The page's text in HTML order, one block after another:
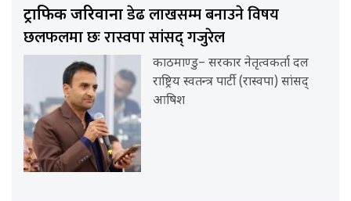
ट्राफिक जरिवानाडेढ लाखसम्म बनाउने विषय
छलफलमा छः रास्वपा सांसद् गजुरेल
काठमाण्डु– सरकार नेतृत्वकर्ता दल
राष्ट्रिय स्वतन्त्र पार्टी (रास्वपा) सांसद्
आषिश